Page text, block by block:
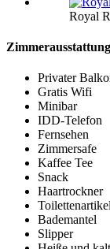
Royal
Zimmerausstattung
Privater
Gratis Wifi
Minibar
IDD-Telefon
Fernsehen
Zimmersafe
Kaffee Tee
Snack
Haartrockner
Toilettenartikel
Bademantel
Slipper